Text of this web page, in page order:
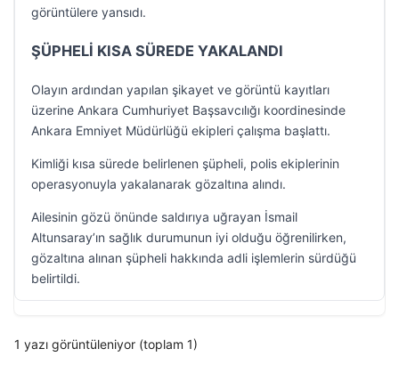
görüntülere yansıdı.
ŞÜPHELİ KISA SÜREDE YAKALANDI
Olayın ardından yapılan şikayet ve görüntü kayıtları
üzerine Ankara Cumhuriyet Başsavcılığı koordinesinde
Ankara Emniyet Müdürlüğü ekipleri çalışma başlattı.
Kimliği kısa sürede belirlenen şüpheli, polis ekiplerinin
operasyonuyla yakalanarak gözaltına alındı.
Ailesinin gözü önünde saldırıya uğrayan İsmail
Altunsaray’ın sağlık durumunun iyi olduğu öğrenilirken,
gözaltına alınan şüpheli hakkında adli işlemlerin sürdüğü
belirtildi.
1 yazı görüntüleniyor (toplam 1)